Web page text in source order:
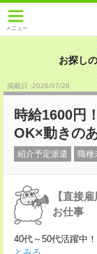
メニュー
お探し
掲載日 :2026/07/28
時給1600円
OK×動きの
紹介予定派遣 職種
【直接
お仕事
40代～50代活躍中